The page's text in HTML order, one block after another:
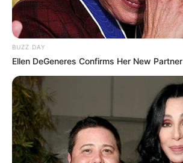
BUZZ DAY
Ellen DeGeneres Confirms Her New Partner